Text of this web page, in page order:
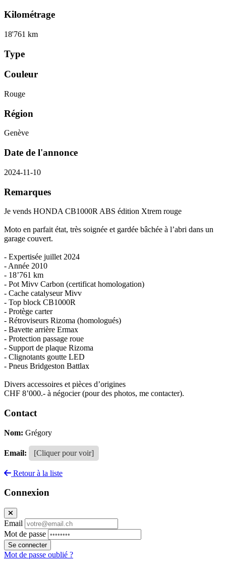
Kilométrage
18'761 km
Type
Couleur
Rouge
Région
Genève
Date de l'annonce
2024-11-10
Remarques
Je vends HONDA CB1000R ABS édition Xtrem rouge
Moto en parfait état, très soignée et gardée bâchée à l’abri dans un
garage couvert.
- Expertisée juillet 2024
- Année 2010
- 18’761 km
- Pot Mivv Carbon (certificat homologation)
- Cache catalyseur Mivv
- Top block CB1000R
- Protège carter
- Rétroviseurs Rizoma (homologués)
- Bavette arrière Ermax
- Protection passage roue
- Support de plaque Rizoma
- Clignotants goutte LED
- Pneus Bridgeston Battlax
Divers accessoires et pièces d’origines
CHF 8’000.- à négocier (pour des photos, me contacter).
Contact
Nom: Grégory
Email: [Cliquer pour voir]
Retour à la liste
Connexion
Email
Mot de passe
Se connecter
Mot de passe oublié ?